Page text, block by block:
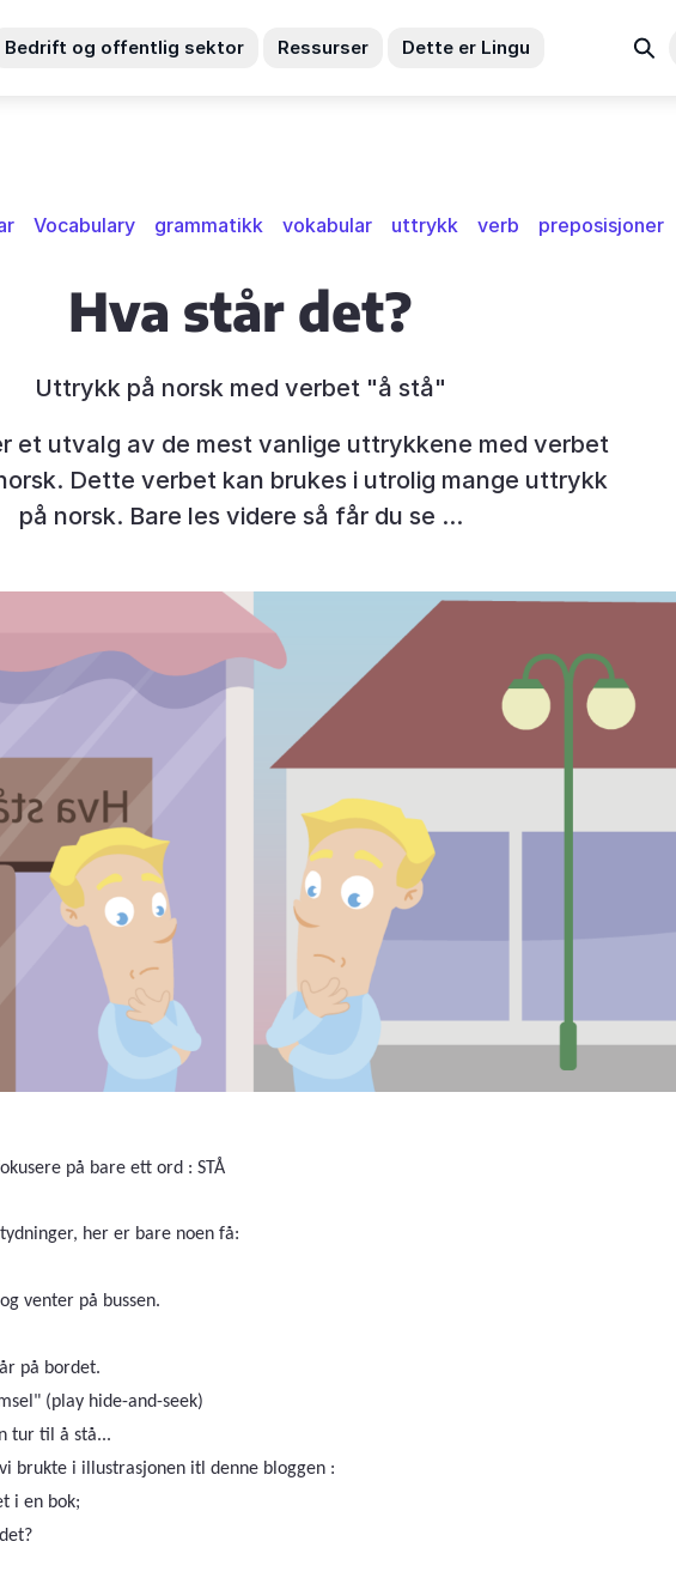
Bedrift og offentlig sektor Ressurser Dette er Lingu Søk
Vocabulary grammatikk vokabular uttrykk verb preposisjoner
Hva står det?
Uttrykk på norsk med verbet "å stå"
et utvalg av de mest vanlige uttrykkene med verbet
Dette verbet kan brukes i utrolig mange uttrykk
på norsk. Bare les videre så får du se ...
på bare ett ord : STÅ
her er bare noen få:
venter på bussen.
på bordet.
(play hide-and-seek)
tur til å stå...
brukte i illustrasjonen itl denne bloggen :
i en bok;